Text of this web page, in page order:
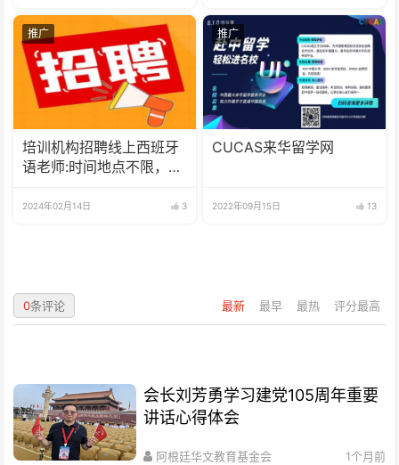
推广
培训机构招聘线上西班牙
语老师:时间地点不限，可
2024年02月14日 3
推广
CUCAS来华留学网
2022年09月15日 13
最新 最早 最热 评分最高
0条评论
会长刘芳勇学习建党105周年重要
讲话心得体会
阿根廷华文教育基金会 1个月前